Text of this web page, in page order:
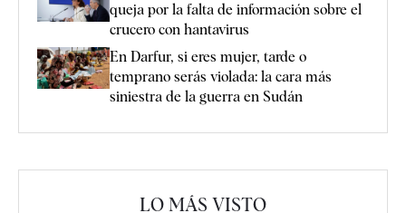
queja por la falta de información sobre el
crucero con hantavirus
En Darfur, si eres mujer, tarde o
temprano serás violada: la cara más
siniestra de la guerra en Sudán
LO MÁS VISTO